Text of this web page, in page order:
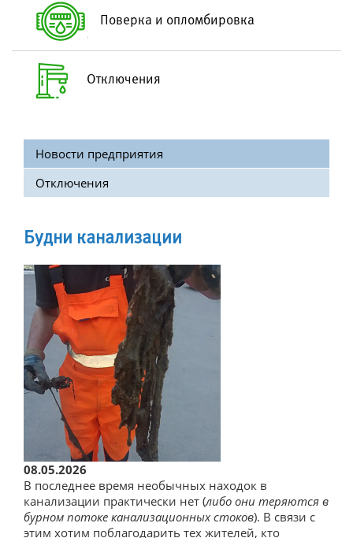
Структура водоотведения
Технология очистки сточных вод
Контроль состава сточных вод
Дополнительные услуги
Подключение к сетям
Поверка и опломбировка
Онлайн-приемная
Узнать задолженность
Отключение должников
Прямые договоры
Центр по работе с абонентами
Электронный документооборот
Новости
Новости предприятия
Отключения
Поверка и опломбировка
Отключения
Новости предприятия
Отключения
Будни канализации
08.05.2026
В последнее время необычных находок в
канализации практически нет (либо они теряются в
бурном потоке канализационных стоков). В связи с
этим хотим поблагодарить тех жителей, кто